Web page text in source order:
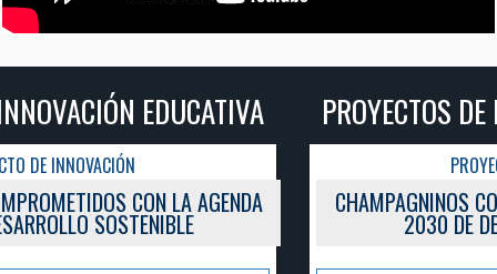
PROYECTOS DE INNOVACIÓN EDUCATIVA
CHAMPAGNINOS COMPROMETIDOS CON LA AGENDA
2030 DE DESARROLLO SOSTENIBLE